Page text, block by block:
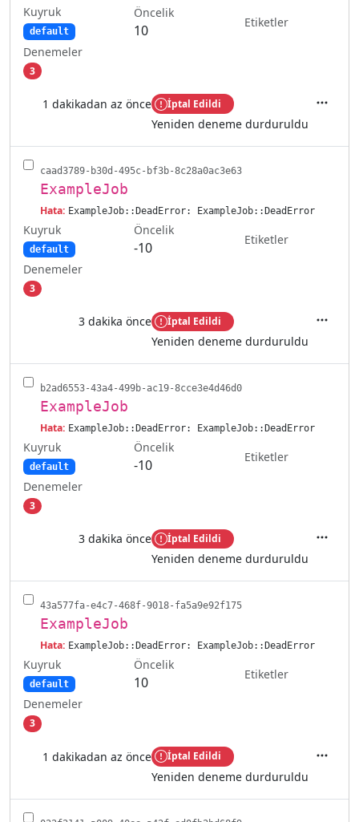
Kuyruk
default
Öncelik
10
Etiketler
Denemeler
3
1 dakikadan az önce İptal Edildi
Yeniden deneme durduruldu
caad3789-b30d-495c-bf3b-8c28a0ac3e63
ExampleJob
Hata: ExampleJob::DeadError: ExampleJob::DeadError
Kuyruk
default
Öncelik
-10
Etiketler
Denemeler
3
3 dakika önce İptal Edildi
Yeniden deneme durduruldu
b2ad6553-43a4-499b-ac19-8cce3e4d46d0
ExampleJob
Hata: ExampleJob::DeadError: ExampleJob::DeadError
Kuyruk
default
Öncelik
-10
Etiketler
Denemeler
3
3 dakika önce İptal Edildi
Yeniden deneme durduruldu
43a577fa-e4c7-468f-9018-fa5a9e92f175
ExampleJob
Hata: ExampleJob::DeadError: ExampleJob::DeadError
Kuyruk
default
Öncelik
10
Etiketler
Denemeler
3
1 dakikadan az önce İptal Edildi
Yeniden deneme durduruldu
İşlemler